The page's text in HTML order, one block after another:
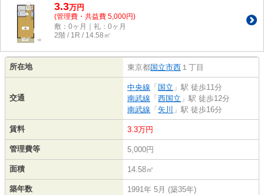
3.3万円
(管理費・共益費 5,000円)
敷：0ヶ月｜礼：0ヶ月
2階 / 1R / 14.58㎡
所在地 東京都国立市西 １丁目
交通
中央線 「 国立 」駅 徒歩11分
南武線 「 西国立 」駅 徒歩12分
南武線 「 矢川 」駅 徒歩16分
賃料 3.3万円
管理費等 5,000円
面積 14.58㎡
築年数 1991年 5月 (築35年)